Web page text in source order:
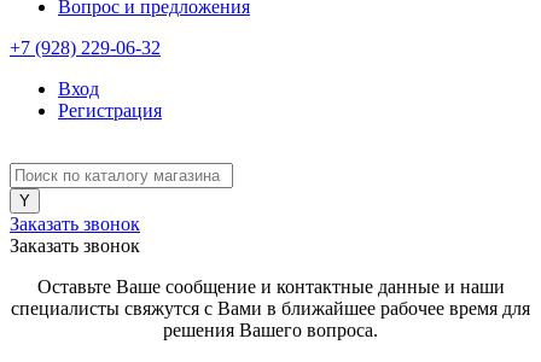
Вопрос и предложения
+7 (928) 229-06-32
Вход
Регистрация
Заказать звонок
Заказать звонок
Оставьте Ваше сообщение и контактные данные и наши
специалисты свяжутся с Вами в ближайшее рабочее время для
решения Вашего вопроса.